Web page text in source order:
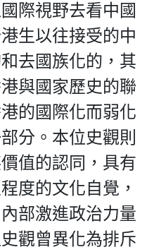
際視野去看中國
生以往接受的中
去國族化的，其
與國家歷史的聯
的國際化而弱化
分。本位史觀則
值的認同，具有
度的文化自覺，
部激進政治力量
觀曾異化為排斥